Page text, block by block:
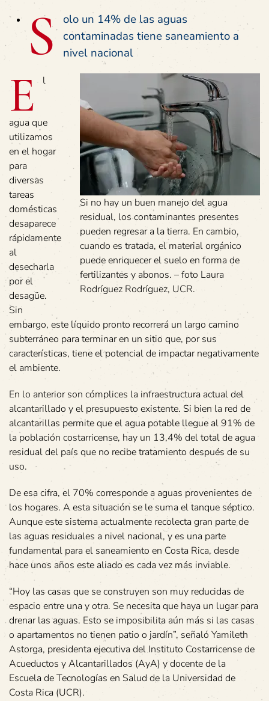
S
olo un 14% de las aguas
contaminadas tiene saneamiento a
nivel nacional
Si no hay un buen manejo del agua
residual, los contaminantes presentes
pueden regresar a la tierra. En cambio,
cuando es tratada, el material orgánico
puede enriquecer el suelo en forma de
fertilizantes y abonos. – foto Laura
Rodríguez Rodríguez, UCR.
E l
agua que
utilizamos
en el hogar
para
diversas
tareas
domésticas
desaparece
rápidamente
al
desecharla
por el
desagüe.
Sin
embargo, este líquido pronto recorrerá un largo camino
subterráneo para terminar en un sitio que, por sus
características, tiene el potencial de impactar negativamente
el ambiente.
En lo anterior son cómplices la infraestructura actual del
alcantarillado y el presupuesto existente. Si bien la red de
alcantarillas permite que el agua potable llegue al 91% de
la población costarricense, hay un 13,4% del total de agua
residual del país que no recibe tratamiento después de su
uso.
De esa cifra, el 70% corresponde a aguas provenientes de
los hogares. A esta situación se le suma el tanque séptico.
Aunque este sistema actualmente recolecta gran parte de
las aguas residuales a nivel nacional, y es una parte
fundamental para el saneamiento en Costa Rica, desde
hace unos años este aliado es cada vez más inviable.
“Hoy las casas que se construyen son muy reducidas de
espacio entre una y otra. Se necesita que haya un lugar para
drenar las aguas. Esto se imposibilita aún más si las casas
o apartamentos no tienen patio o jardín”, señaló Yamileth
Astorga, presidenta ejecutiva del Instituto Costarricense de
Acueductos y Alcantarillados (AyA) y docente de la
Escuela de Tecnologías en Salud de la Universidad de
Costa Rica (UCR).